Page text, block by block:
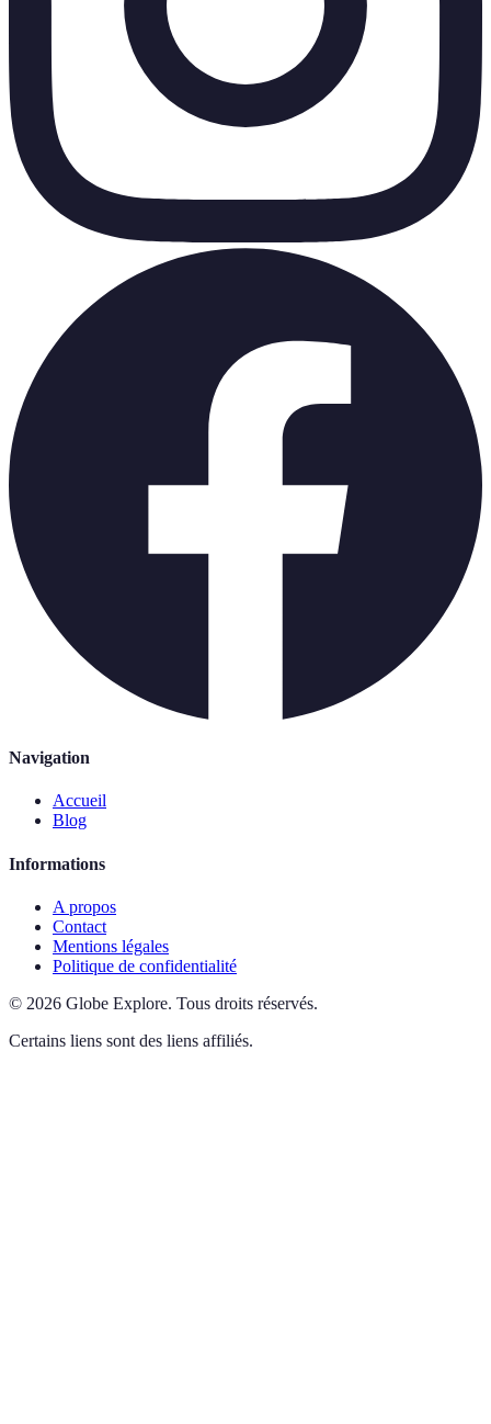
Navigation
Accueil
Blog
Informations
A propos
Contact
Mentions légales
Politique de confidentialité
© 2026 Globe Explore. Tous droits réservés.
Certains liens sont des liens affiliés.